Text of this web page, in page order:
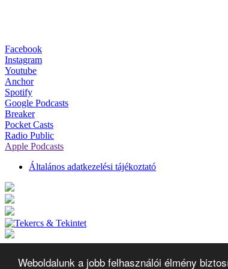
Weboldalunk a jobb felhasználói élmény
Facebook
Instagram
Youtube
Anchor
Spotify
Google Podcasts
Breaker
Pocket Casts
Radio Public
Apple Podcasts
Általános adatkezelési tájékoztató
Tekercs & Tekintet 2026.Minden jog fenntartva.